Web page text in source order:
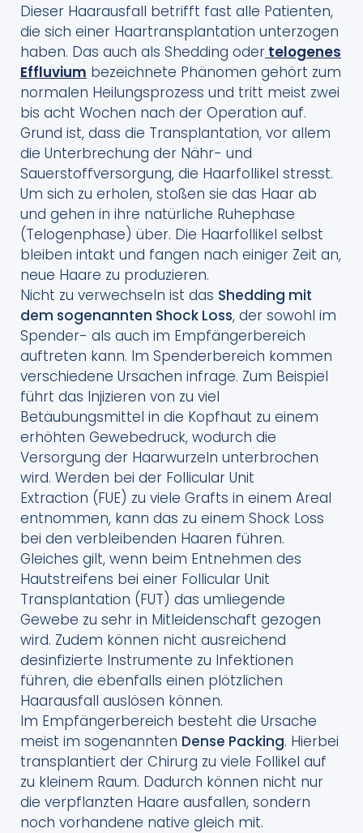
Dieser Haarausfall betrifft fast alle Patienten,
die sich einer Haartransplantation unterzogen
haben. Das auch als Shedding oder telogenes
Effluvium bezeichnete Phänomen gehört zum
normalen Heilungsprozess und tritt meist zwei
bis acht Wochen nach der Operation auf.
Grund ist, dass die Transplantation, vor allem
die Unterbrechung der Nähr- und
Sauerstoffversorgung, die Haarfollikel stresst.
Um sich zu erholen, stoßen sie das Haar ab
und gehen in ihre natürliche Ruhephase
(Telogenphase) über. Die Haarfollikel selbst
bleiben intakt und fangen nach einiger Zeit an,
neue Haare zu produzieren.
Nicht zu verwechseln ist das Shedding mit
dem sogenannten Shock Loss, der sowohl im
Spender- als auch im Empfängerbereich
auftreten kann. Im Spenderbereich kommen
verschiedene Ursachen infrage. Zum Beispiel
führt das Injizieren von zu viel
Betäubungsmittel in die Kopfhaut zu einem
erhöhten Gewebedruck, wodurch die
Versorgung der Haarwurzeln unterbrochen
wird. Werden bei der Follicular Unit
Extraction (FUE) zu viele Grafts in einem Areal
entnommen, kann das zu einem Shock Loss
bei den verbleibenden Haaren führen.
Gleiches gilt, wenn beim Entnehmen des
Hautstreifens bei einer Follicular Unit
Transplantation (FUT) das umliegende
Gewebe zu sehr in Mitleidenschaft gezogen
wird. Zudem können nicht ausreichend
desinfizierte Instrumente zu Infektionen
führen, die ebenfalls einen plötzlichen
Haarausfall auslösen können.
Im Empfängerbereich besteht die Ursache
meist im sogenannten Dense Packing. Hierbei
transplantiert der Chirurg zu viele Follikel auf
zu kleinem Raum. Dadurch können nicht nur
die verpflanzten Haare ausfallen, sondern
noch vorhandene native gleich mit.